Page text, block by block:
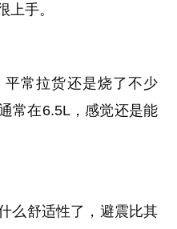
上手。
常拉货还是烧了不少
常在6.5L，感觉还是能
么舒适性了，避震比其